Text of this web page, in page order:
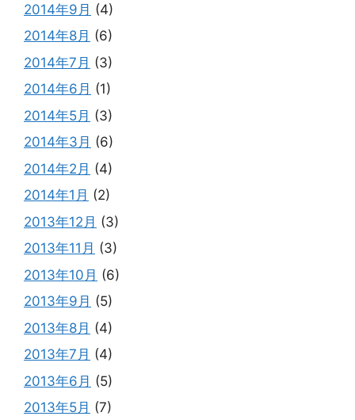
2014年9月 (4)
2014年8月 (6)
2014年7月 (3)
2014年6月 (1)
2014年5月 (3)
2014年3月 (6)
2014年2月 (4)
2014年1月 (2)
2013年12月 (3)
2013年11月 (3)
2013年10月 (6)
2013年9月 (5)
2013年8月 (4)
2013年7月 (4)
2013年6月 (5)
2013年5月 (7)